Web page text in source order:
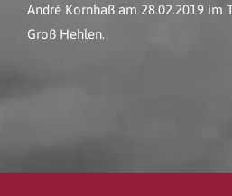
André Kornhaß am 28.02.2019 im
Groß Hehlen.